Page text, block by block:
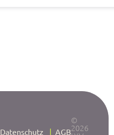
Datenschutz | AGB
©
2026